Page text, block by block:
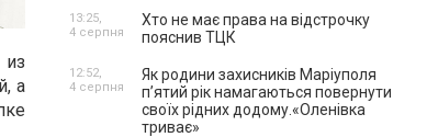
а
Хто не має права на відстрочку
пояснив ТЦК
13:25,
4 серпня
Як родини захисників Маріуполя
пʼятий рік намагаються повернути
своїх рідних додому.«Оленівка
триває»
12:52,
4 серпня